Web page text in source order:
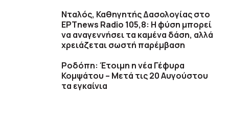
Νταλός, Καθηγητής Δασολογίας στο
ΕΡΤnews Radio 105,8: Η φύση μπορεί
να αναγεννήσει τα καμένα δάση, αλλά
χρειάζεται σωστή παρέμβαση
Ροδόπη: Έτοιμη η νέα Γέφυρα
Κομψάτου – Μετά τις 20 Αυγούστου
τα εγκαίνια